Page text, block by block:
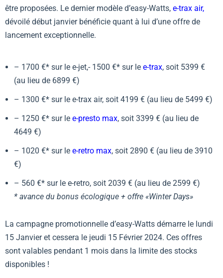
être proposées. Le dernier modèle d’easy-Watts, e-trax air,
dévoilé début janvier bénéficie quant à lui d’une offre de
lancement exceptionnelle.
– 1700 €* sur le e-jet,- 1500 €* sur lee-trax, soit 5399 €
(au lieu de 6899 €)
– 1300 €* sur le e-trax air, soit 4199 € (au lieu de 5499 €)
– 1250 €* sur le e-presto max, soit 3399 € (au lieu de
4649 €)
– 1020 €* sur lee-retro max, soit 2890 € (au lieu de 3910
€)
– 560 €* sur le e-retro, soit 2039 € (au lieu de 2599 €)
* avance du bonus écologique + offre «Winter Days»
La campagne promotionnelle d’easy-Watts démarre le lundi
15 Janvier et cessera le jeudi 15 Février 2024. Ces offres
sont valables pendant 1 mois dans la limite des stocks
disponibles !